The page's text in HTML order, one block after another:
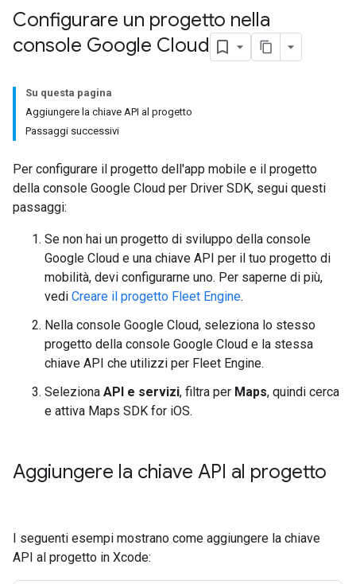
Configurare un progetto nella
console Google Cloud
Su questa pagina
Aggiungere la chiave API al progetto
Passaggi successivi
Per configurare il progetto dell'app mobile e il progetto
della console Google Cloud per Driver SDK, segui questi
passaggi:
Se non hai un progetto di sviluppo della console
Google Cloud e una chiave API per il tuo progetto di
mobilità, devi configurarne uno. Per saperne di più,
vedi Creare il progetto Fleet Engine.
Nella console Google Cloud, seleziona lo stesso
progetto della console Google Cloud e la stessa
chiave API che utilizzi per Fleet Engine.
Seleziona API e servizi, filtra per Maps, quindi cerca
e attiva Maps SDK for iOS.
Aggiungere la chiave API al progetto
I seguenti esempi mostrano come aggiungere la chiave
API al progetto in Xcode: